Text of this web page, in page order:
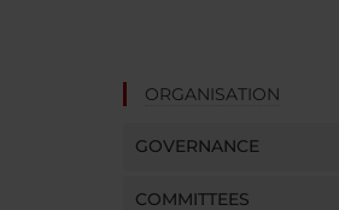
ORGANISATION
GOVERNANCE
COMMITTEES